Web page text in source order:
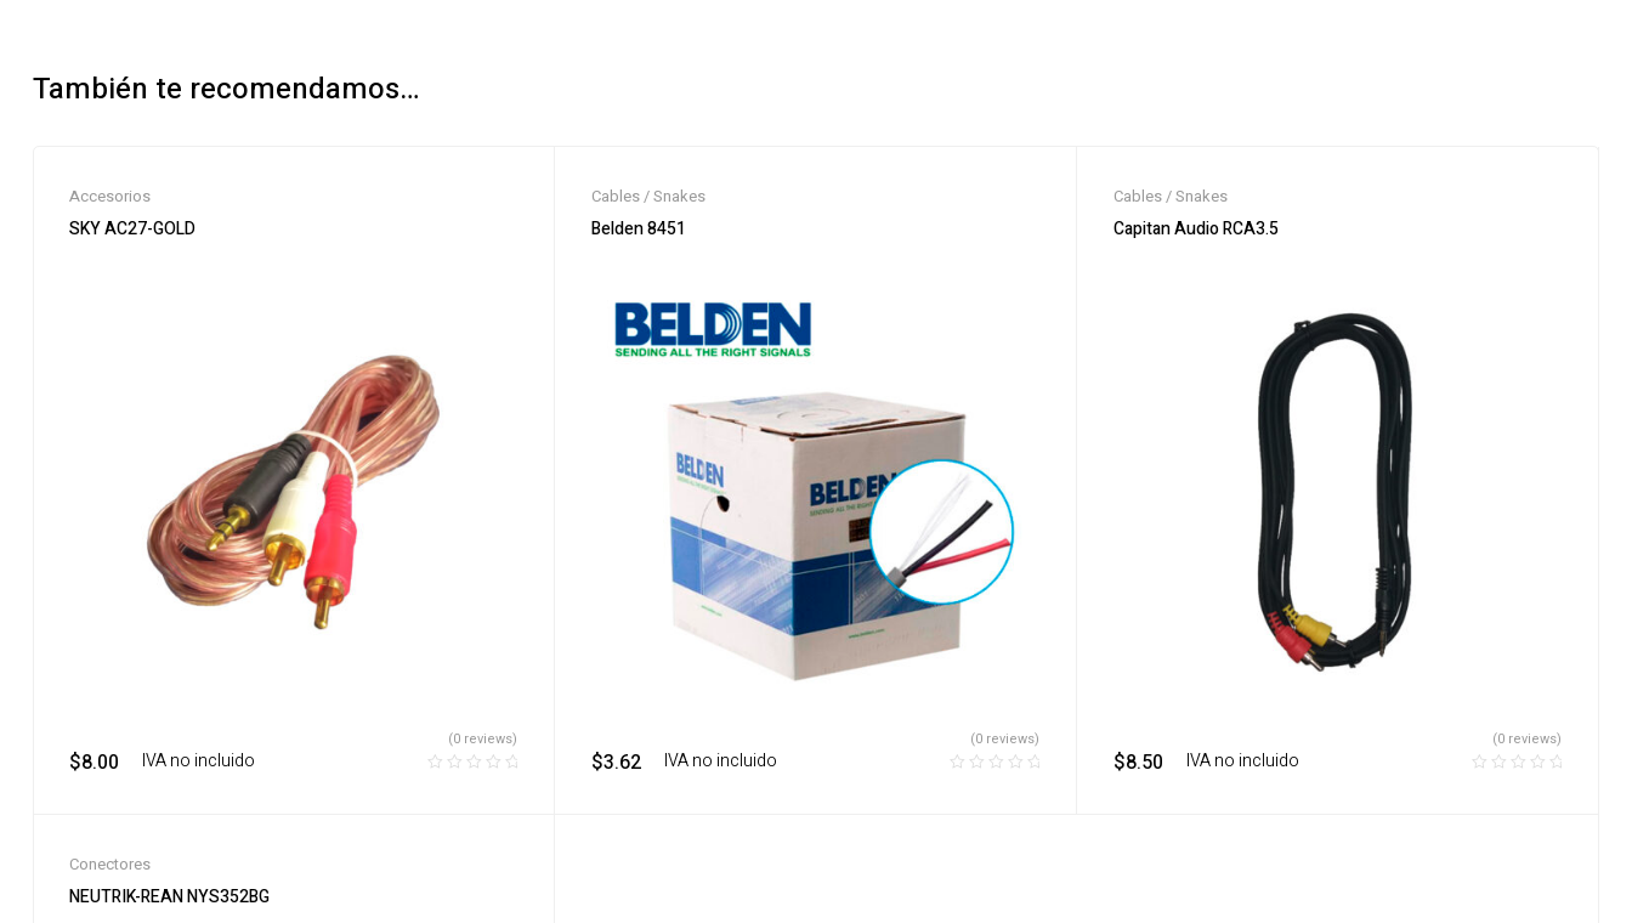
También te recomendamos…
Accesorios
SKY AC27-GOLD
$8.00 ‎ ‎ ‎ IVA no incluido
(0 reviews)
Cables / Snakes
Belden 8451
$3.62 ‎ ‎ ‎ IVA no incluido
(0 reviews)
Cables / Snakes
Capitan Audio RCA3.5
$8.50 ‎ ‎ ‎ IVA no incluido
(0 reviews)
Conectores
NEUTRIK-REAN NYS352BG